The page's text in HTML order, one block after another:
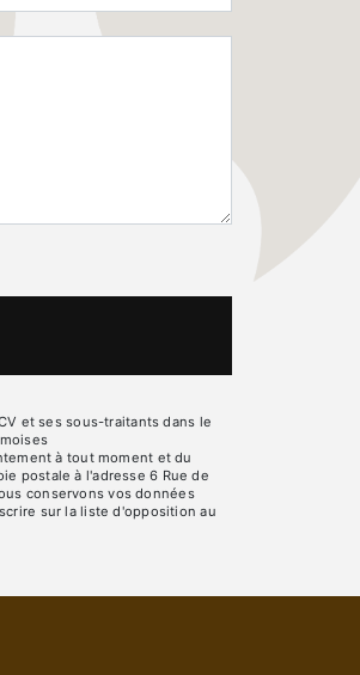
et ses sous-traitants dans le
à tout moment et du
postale à l'adresse 6 Rue de
conservons vos données
sur la liste d'opposition au